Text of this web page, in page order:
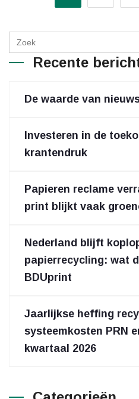
Zoek
naar:
Recente
De waarde van
Investeren in de
krantendruk
Papieren reclame
print blijkt vaak
Nederland blijft
papierrecycling: wat
BDUprint
Jaarlijkse heffing
systeemkosten PRN
kwartaal 2026